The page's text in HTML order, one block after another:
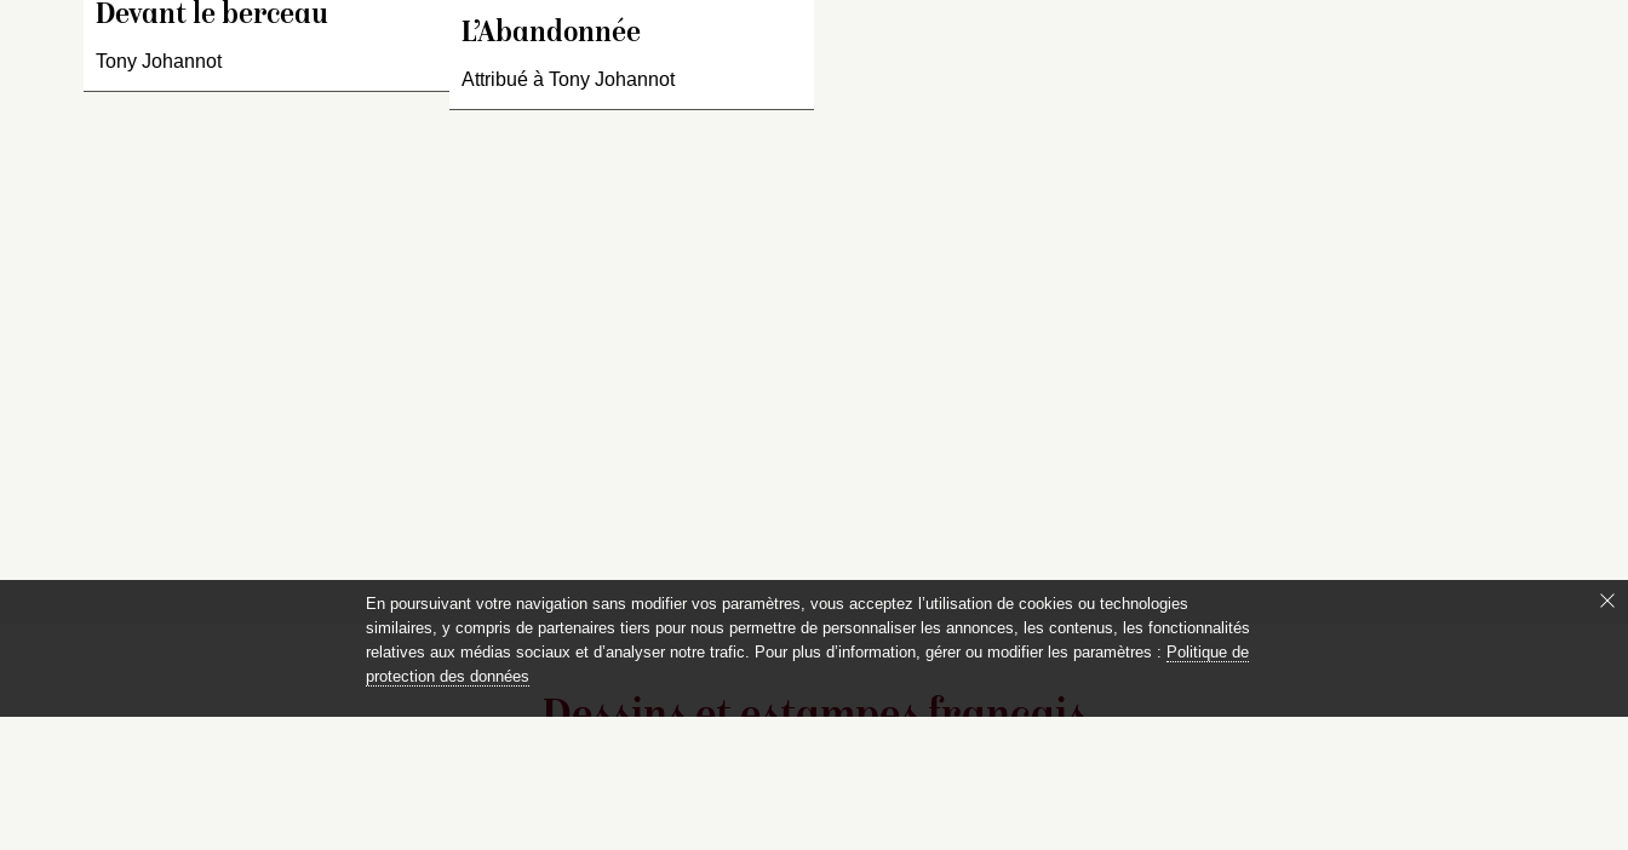
Devant le berceau
Tony Johannot
L’Abandonnée
Attribué à Tony Johannot
Dessins et estampes français
En poursuivant votre navigation sans modifier vos paramètres, vous acceptez l’utilisation de cookies ou technologies
similaires, y compris de partenaires tiers pour nous permettre de personnaliser les annonces, les contenus, les fonctionnalités
relatives aux médias sociaux et d’analyser notre trafic. Pour plus d’information, gérer ou modifier les paramètres : Politique de
protection des données